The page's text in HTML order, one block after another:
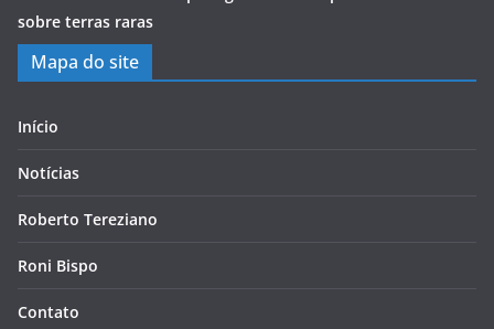
sobre terras raras
Mapa do site
Início
Notícias
Roberto Tereziano
Roni Bispo
Contato